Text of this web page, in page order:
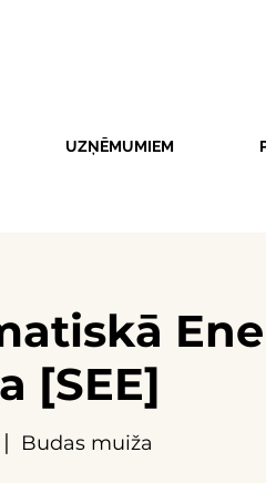
UZŅĒMUMIEM
[SEE]
Budas muiža